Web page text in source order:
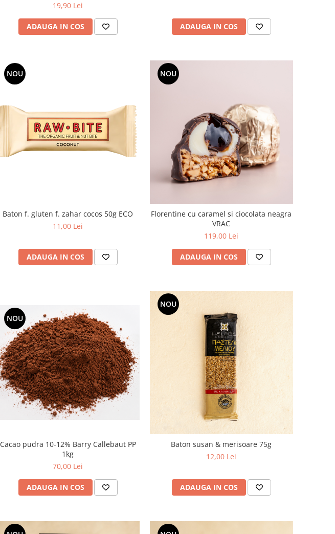
19,90 Lei
ADAUGA IN COS ADAUGA IN COS
NOU
Baton f. gluten f. zahar cocos 50g ECO
11,00 Lei
ADAUGA IN COS
NOU
Florentine cu caramel si ciocolata neagra
VRAC
119,00 Lei
ADAUGA IN COS
NOU
Cacao pudra 10-12% Barry Callebaut PP
1kg
70,00 Lei
ADAUGA IN COS
NOU
Baton susan & merisoare 75g
12,00 Lei
ADAUGA IN COS